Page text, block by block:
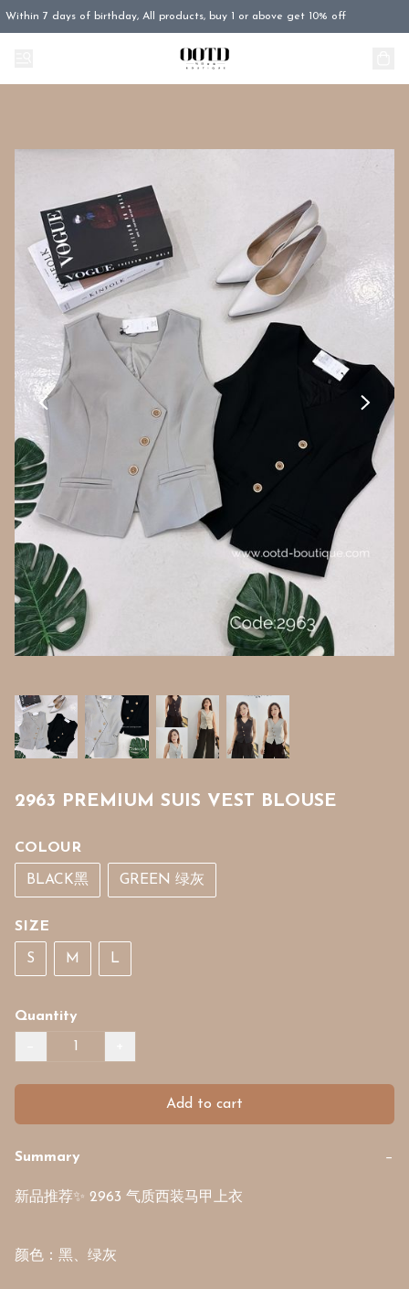
Within 7 days of birthday, All products, buy 1 or above get 10% off
2963 PREMIUM SUIS VEST BLOUSE
COLOUR
BLACK黑 GREEN 绿灰
SIZE
S M L
Quantity
Add to cart
Summary −
新品推荐✨ 2963 气质西装马甲上衣
颜色：黑、绿灰